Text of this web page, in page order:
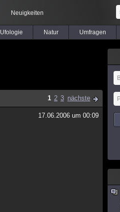
Neuigkeiten
Ufologie Natur Umfragen
1 2 3 nächste
17.06.2006 um 00:09